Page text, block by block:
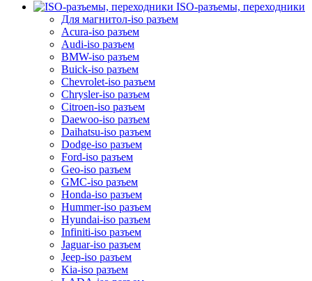
ISO-разъемы, переходники
Для магнитол-iso разъем
Acura-iso разъем
Audi-iso разъем
BMW-iso разъем
Buick-iso разъем
Chevrolet-iso разъем
Chrysler-iso разъем
Citroen-iso разъем
Daewoo-iso разъем
Daihatsu-iso разъем
Dodge-iso разъем
Ford-iso разъем
Geo-iso разъем
GMC-iso разъем
Honda-iso разъем
Hummer-iso разъем
Hyundai-iso разъем
Infiniti-iso разъем
Jaguar-iso разъем
Jeep-iso разъем
Kia-iso разъем